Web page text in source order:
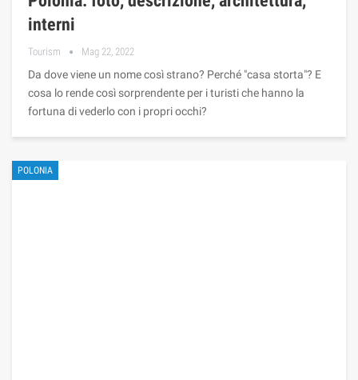
interni
Tourism Mag 22, 2022
Da dove viene un nome così strano? Perché "casa storta"? E
cosa lo rende così sorprendente per i turisti che hanno la
fortuna di vederlo con i propri occhi?
POLONIA